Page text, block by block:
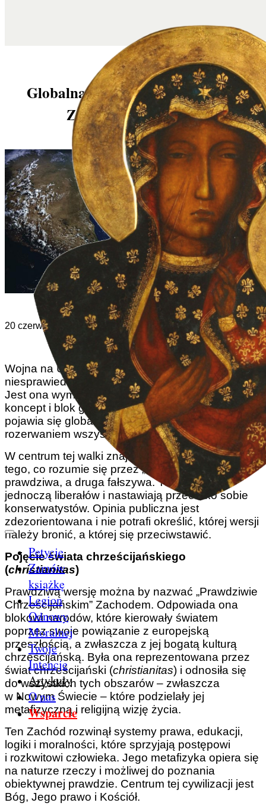
Petycje
Zamów
książkę
Legion
Odnowy
Moralnej
Twoje
Intencje
Artykuły
O nas
Wsparcie
Globalna wojna kulturowa, którą
Zachód musi wygrać
20 czerwca 2022 | John Horvat II
Wojna na Ukrainie jest czymś więcej niż tylko
niesprawiedliwą wojną agresji ze strony Rosji.
Jest ona wymierzona również w Zachód jako
koncept i blok geopolityczny. Na horyzoncie
pojawia się globalna wojna kulturowa, grożąca
rozerwaniem wszystkiego na strzępy.
W centrum tej walki znajdują się dwie koncepcje
tego, co rozumie się przez „Zachód”, jedna
prawdziwa, a druga fałszywa. Te dwa modele
jednoczą liberałów i nastawiają przeciwko sobie
konserwatystów. Opinia publiczna jest
zdezorientowana i nie potrafi określić, której wersji
należy bronić, a której się przeciwstawić.
Pojęcie świata chrześcijańskiego
(christianitas)
Prawdziwą wersję można by nazwać „Prawdziwie
Chrześcijańskim” Zachodem. Odpowiada ona
blokowi narodów, które kierowały światem
poprzez swoje powiązanie z europejską
przeszłością, a zwłaszcza z jej bogatą kulturą
chrześcijańską. Była ona reprezentowana przez
świat chrześcijański (christianitas) i odnosiła się
do wszystkich tych obszarów – zwłaszcza
w Nowym Świecie – które podzielały jej
metafizyczną i religijną wizję życia.
Ten Zachód rozwinął systemy prawa, edukacji,
logiki i moralności, które sprzyjają postępowi
i rozkwitowi człowieka. Jego metafizyka opiera się
na naturze rzeczy i możliwej do poznania
obiektywnej prawdzie. Centrum tej cywilizacji jest
Bóg, Jego prawo i Kościół.